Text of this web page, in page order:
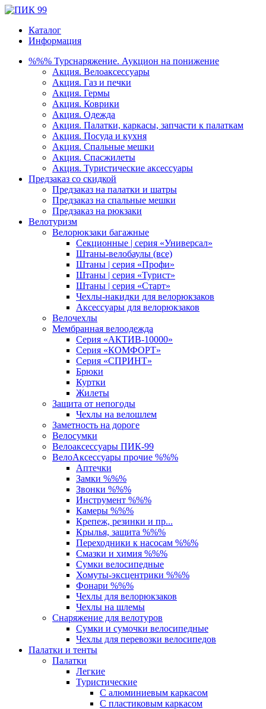
Каталог
Информация
%%% Турснаряжение. Аукцион на понижение
Акция. Велоаксессуары
Акция. Газ и печки
Акция. Гермы
Акция. Коврики
Акция. Одежда
Акция. Палатки, каркасы, запчасти к палаткам
Акция. Посуда и кухня
Акция. Спальные мешки
Акция. Спасжилеты
Акция. Туристические аксессуары
Предзаказ со скидкой
Предзаказ на палатки и шатры
Предзаказ на спальные мешки
Предзаказ на рюкзаки
Велотуризм
Велорюкзаки багажные
Секционные | серия «Универсал»
Штаны-велобаулы (все)
Штаны | серия «Профи»
Штаны | серия «Турист»
Штаны | серия «Старт»
Чехлы-накидки для велорюкзаков
Аксессуары для велорюкзаков
Велочехлы
Мембранная велоодежда
Серия «АКТИВ-10000»
Серия «КОМФОРТ»
Серия «СПРИНТ»
Брюки
Куртки
Жилеты
Защита от непогоды
Чехлы на велошлем
Заметность на дороге
Велосумки
Велоаксессуары ПИК-99
ВелоАксессуары прочие %%%
Аптечки
Замки %%%
Звонки %%%
Инструмент %%%
Камеры %%%
Крепеж, резинки и пр...
Крылья, защита %%%
Переходники к насосам %%%
Смазки и химия %%%
Сумки велосипедные
Хомуты-эксцентрики %%%
Фонари %%%
Чехлы для велорюкзаков
Чехлы на шлемы
Снаряжение для велотуров
Сумки и сумочки велосипедные
Чехлы для перевозки велосипедов
Палатки и тенты
Палатки
Легкие
Туристические
С алюминиевым каркасом
С пластиковым каркасом